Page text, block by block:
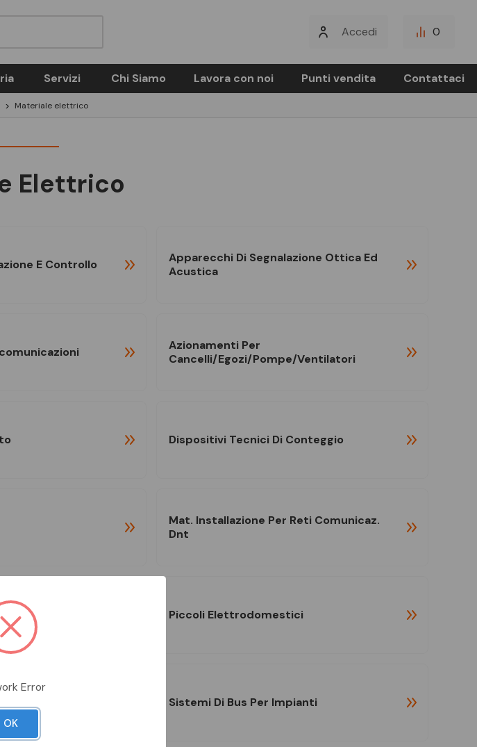
Accedi 0
Servizi Chi Siamo Lavora con noi Punti vendita Contattaci
Materiale elettrico
Elettrico
E Controllo
Apparecchi Di Segnalazione Ottica Ed
Acustica
Azionamenti Per
Cancelli/egozi/pompe/ventilatori
Dispositivi Tecnici Di Conteggio
Mat. Installazione Per Reti Comunicaz.
Dnt
Piccoli Elettrodomestici
Emergenza
Sistemi Di Bus Per Impianti
Error
OK